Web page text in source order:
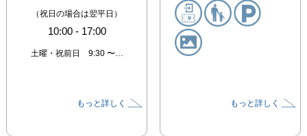
（祝日の場合は翌平日）
10:00- 17:00
土曜・祝前日 9:30 〜…
もっと詳しく もっと詳しく